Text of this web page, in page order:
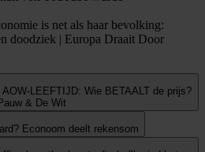
is net als haar bevolking:
doodziek | Europa Draait Door
LEEFTIJD: Wie BETAALT de prijs?
& De Wit
Econoom deelt rekensom